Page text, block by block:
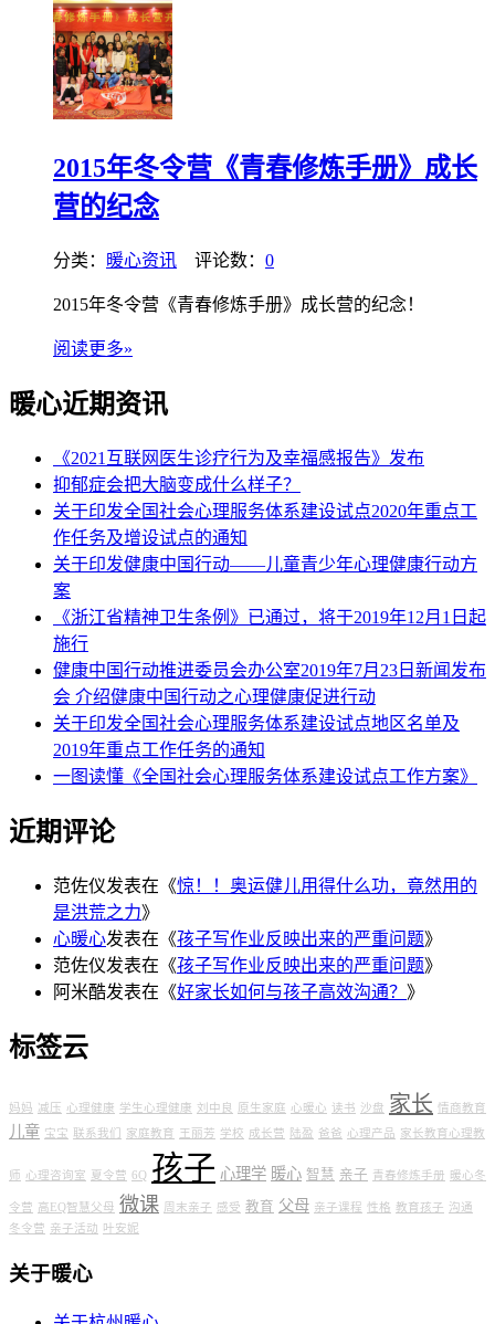
2015年冬令营《青春修炼手册》成长
营的纪念
分类： 暖心资讯 评论数： 0
2015年冬令营《青春修炼手册》成长营的纪念！
阅读更多»
暖心近期资讯
《2021互联网医生诊疗行为及幸福感报告》发布
抑郁症会把大脑变成什么样子？
关于印发全国社会心理服务体系建设试点2020年重点工
作任务及增设试点的通知
关于印发健康中国行动——儿童青少年心理健康行动方
案
《浙江省精神卫生条例》已通过，将于2019年12月1日起
施行
健康中国行动推进委员会办公室2019年7月23日新闻发布
会 介绍健康中国行动之心理健康促进行动
关于印发全国社会心理服务体系建设试点地区名单及
2019年重点工作任务的通知
一图读懂《全国社会心理服务体系建设试点工作方案》
近期评论
范佐仪发表在《惊！！奥运健儿用得什么功，竟然用的
是洪荒之力》
心暖心发表在《孩子写作业反映出来的严重问题》
范佐仪发表在《孩子写作业反映出来的严重问题》
阿米酷发表在《好家长如何与孩子高效沟通？ 》
标签云
妈妈 减压 心理健康 学生心理健康 刘中良 原生家庭 心暖心 读书 沙盘 家长 情商教育
儿童 宝宝 联系我们 家庭教育 王丽芳 学校 成长营 陆盈 爸爸 心理产品 家长教育心理教
师 心理咨询室 夏令营 6Q 孩子 心理学 暖心 智慧 亲子 青春修炼手册 暖心冬
令营 高EQ智慧父母 微课 周末亲子 感受 教育 父母 亲子课程 性格 教育孩子 沟通
冬令营 亲子活动 叶安妮
关于暖心